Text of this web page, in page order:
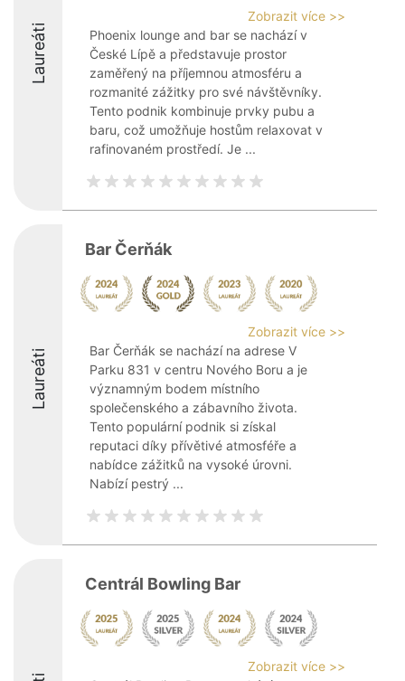
Laureáti
Zobrazit více >>
Phoenix lounge and bar se nachází v
České Lípě a představuje prostor
zaměřený na příjemnou atmosféru a
rozmanité zážitky pro své návštěvníky.
Tento podnik kombinuje prvky pubu a
baru, což umožňuje hostům relaxovat v
rafinovaném prostředí. Je ...
Laureáti
Bar Čerňák
Zobrazit více >>
Bar Čerňák se nachází na adrese V
Parku 831 v centru Nového Boru a je
významným bodem místního
společenského a zábavního života.
Tento populární podnik si získal
reputaci díky přívětivé atmosféře a
nabídce zážitků na vysoké úrovni.
Nabízí pestrý ...
Centrál Bowling Bar
Zobrazit více >>